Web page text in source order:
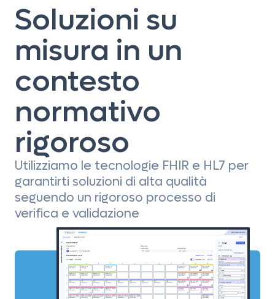
Soluzioni su
misura in un
contesto
normativo
rigoroso
Utilizziamo le tecnologie FHIR e HL7 per
garantirti soluzioni di alta qualità
seguendo un rigoroso processo di
verifica e validazione